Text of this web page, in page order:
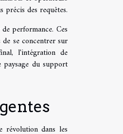
des requêtes.
performance. Ces
se concentrer sur
l'intégration de
du support
révolution dans les